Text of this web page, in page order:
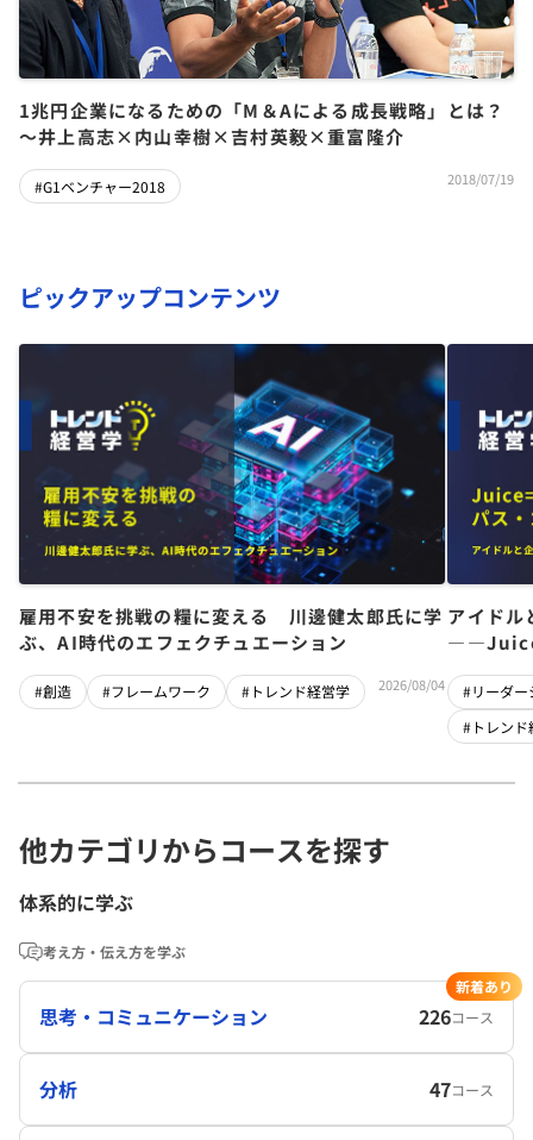
1兆円企業になるための「M＆Aによる成長戦略」とは？
～井上高志×内山幸樹×吉村英毅×重富隆介
#G1ベンチャー2018 2018/07/19
ピックアップコンテンツ
雇用不安を挑戦の糧に変える 川邊健太郎氏に学
ぶ、AI時代のエフェクチュエーション
#創造 #フレームワーク #トレンド経営学 2026/08/04
アイドル
#リーダー
#トレンド
他カテゴリからコースを探す
体系的に学ぶ
考え方・伝え方を学ぶ
思考・コミュニケーション 226コース
新着あり
分析 47コース